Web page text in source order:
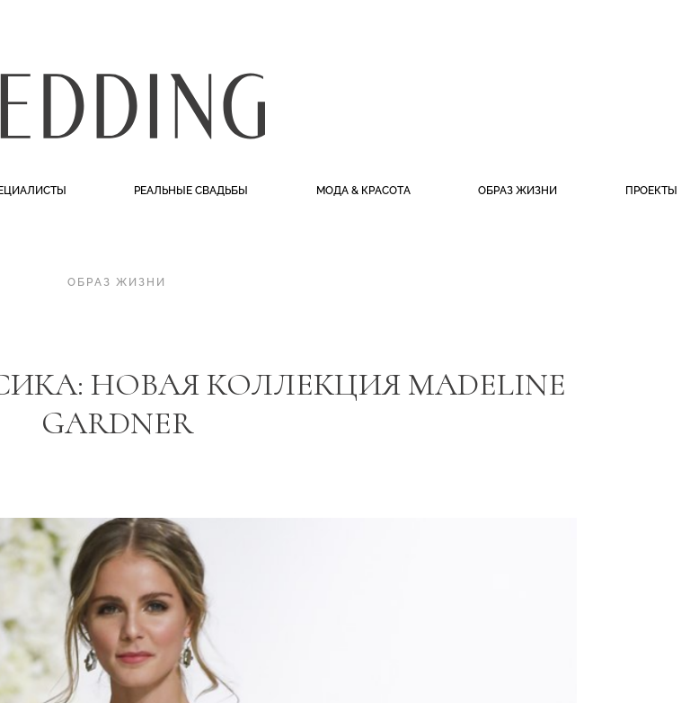
РЕАЛЬНЫЕ СВАДЬБЫ МОДА & КРАСОТА ОБРАЗ ЖИЗНИ ПРОЕКТЫ
ОБРАЗ ЖИЗНИ
НОВАЯ КОЛЛЕКЦИЯ MADELINE
GARDNER